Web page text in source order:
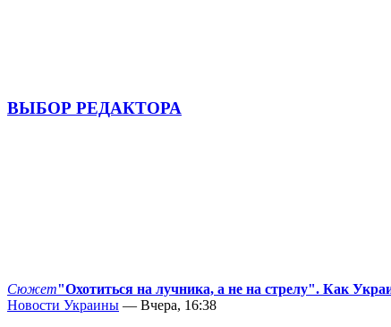
ВЫБОР РЕДАКТОРА
Сюжет"Охотиться на лучника, а не на стрелу". Как
Новости Украины — Вчера, 16:38